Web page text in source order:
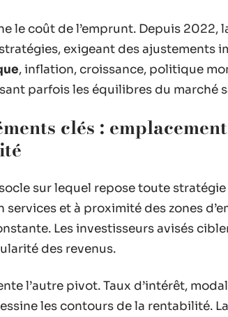
le coût de l’emprunt. Depuis 2022,
exigeant des ajustements
, inflation, croissance, politique
parfois les équilibres du marché
clés :
sur lequel repose toute
et à proximité des zones
Les investisseurs avisés
des revenus.
l’autre pivot. Taux d’intérêt,
les contours de la rentabilité.